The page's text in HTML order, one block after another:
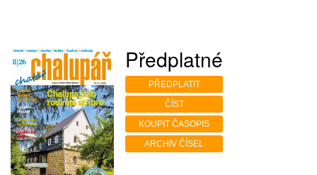
Předplatné
PŘEDPLATIT
ČÍST
KOUPIT ČASOPIS
ARCHIV ČÍSEL